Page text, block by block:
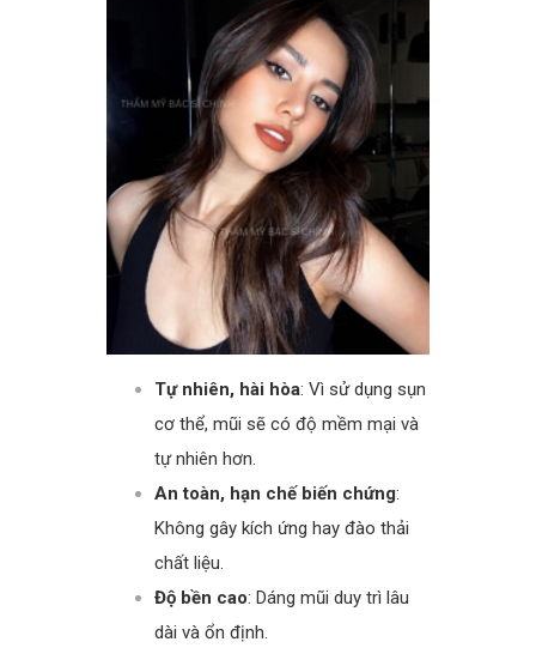
Tự nhiên, hài hòa: Vì sử dụng sụn
cơ thể, mũi sẽ có độ mềm mại và
tự nhiên hơn.
An toàn, hạn chế biến chứng:
Không gây kích ứng hay đào thải
chất liệu.
Độ bền cao: Dáng mũi duy trì lâu
dài và ổn định.